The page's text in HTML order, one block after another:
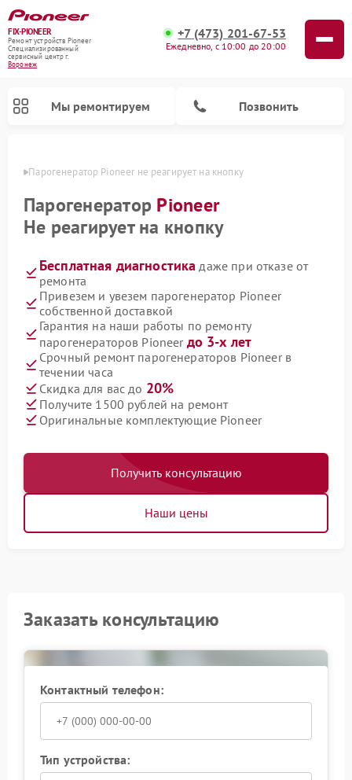
FIX-PIONEER
Ремонт устройств Pioneer
Специализированный
cервисный центр г.
Воронеж
+7 (473) 201-67-53
Ежедневно, с 10:00 до 20:00
Мы ремонтируем Позвонить
Парогенератор Pioneer не реагирует на кнопку
Парогенератор Pioneer
Не реагирует на кнопку
Бесплатная диагностика даже при отказе от
ремонта
Привезем и увезем парогенератор Pioneer
собственной доставкой
Гарантия на наши работы по ремонту
парогенераторов Pioneer до 3-х лет
Срочный ремонт парогенераторов Pioneer в
течении часа
Скидка для вас до 20%
Получите 1500 рублей на ремонт
Оригинальные комплектующие Pioneer
Получить консультацию
Наши цены
Заказать консультацию
Контактный телефон:
Тип устройства: